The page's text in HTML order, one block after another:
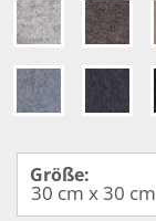
Größe: